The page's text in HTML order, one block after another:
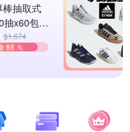
抽取式
抽x60包/
$1,674
88 ％